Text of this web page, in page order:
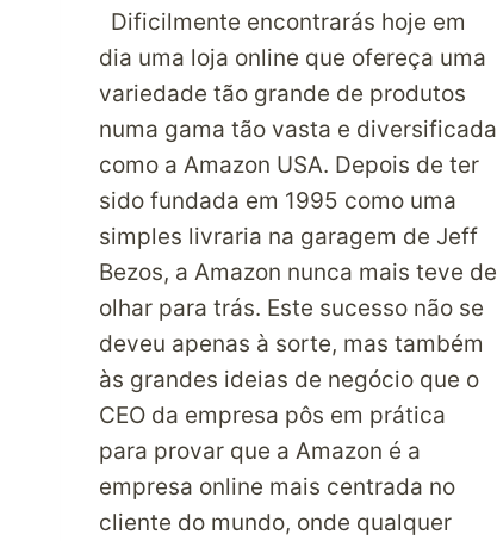
Dificilmente encontrarás hoje em
dia uma loja online que ofereça uma
variedade tão grande de produtos
numa gama tão vasta e diversificada
como a Amazon USA. Depois de ter
sido fundada em 1995 como uma
simples livraria na garagem de Jeff
Bezos, a Amazon nunca mais teve de
olhar para trás. Este sucesso não se
deveu apenas à sorte, mas também
às grandes ideias de negócio que o
CEO da empresa pôs em prática
para provar que a Amazon é a
empresa online mais centrada no
cliente do mundo, onde qualquer